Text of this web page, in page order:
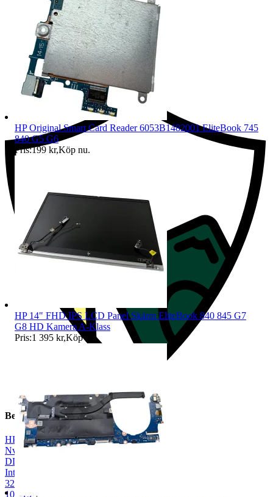
Ersättning om du inte får din vara
Beskrivning
HP
Nvidia|
DDR4
Intel
32 GB
10"-15" |
HP Original Smart Card Reader 6053B1482001 EliteBook 745
840 G5 G6
Pris:199 kr,Köp nu.
HP 14" FHD IPS LCD Panel Skärm EliteBook 840 845 G7
G8 HD Kamera A-Klass
Pris:1 395 kr,Köp nu .